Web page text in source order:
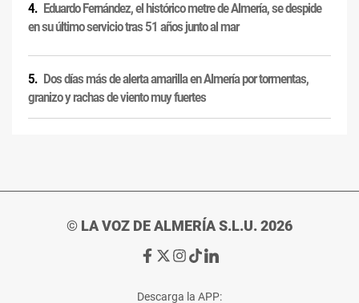
Eduardo Fernández, el histórico metre de Almería, se despide
en su último servicio tras 51 años junto al mar
Dos días más de alerta amarilla en Almería por tormentas,
granizo y rachas de viento muy fuertes
© LA VOZ DE ALMERÍA S.L.U. 2026
Ir
Ir
Ir Ir Ir
Descarga la APP: